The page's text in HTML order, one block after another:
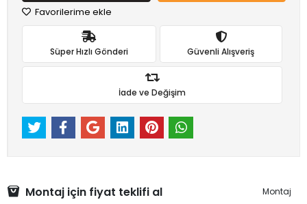
Favorilerime ekle
Süper Hızlı Gönderi Güvenli Alışveriş
İade ve Değişim
Montaj için fiyat teklifi al Montaj